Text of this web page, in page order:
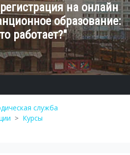
на онлайн
образование:
работает?"
служба
Курсы